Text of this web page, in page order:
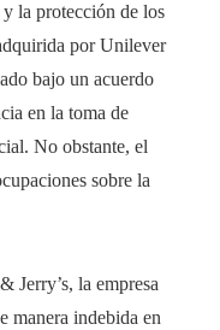
la protección de los
por Unilever
bajo un acuerdo
en la toma de
No obstante, el
sobre la
Jerry’s, la empresa
manera indebida en